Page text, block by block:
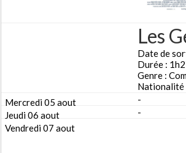
Les
Date de
Durée :
Genre :
Nationalité
-
-